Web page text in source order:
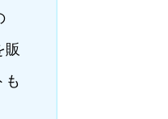
販
も